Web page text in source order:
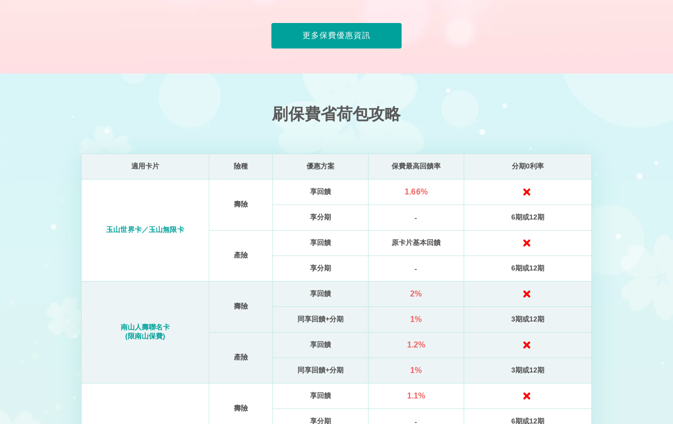
更多保費優惠資訊
刷保費省荷包攻略
適用卡片 險種 優惠方案 保費最高回饋率 分期0利率
玉山世界卡／玉山無限卡
壽險
享回饋 1.66%
享分期 - 6期或12期
產險
享回饋 原卡片基本回饋
享分期 - 6期或12期
南山人壽聯名卡
(限南山保費)
壽險
享回饋 2%
同享回饋+分期 1% 3期或12期
產險
享回饋 1.2%
同享回饋+分期 1% 3期或12期
壽險
享回饋 1.1%
享分期 - 6期或12期